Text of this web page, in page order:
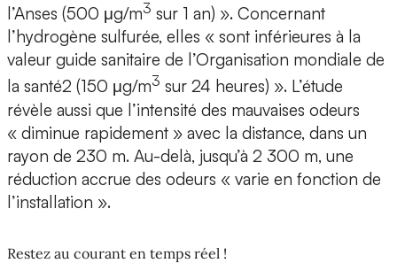
l’Anses (500 μg/m3 sur 1 an) ». Concernant
l’hydrogène sulfurée, elles « sont inférieures à la
valeur guide sanitaire de l’Organisation mondiale de
la santé2 (150 μg/m3 sur 24 heures) ». L’étude
révèle aussi que l’intensité des mauvaises odeurs
« diminue rapidement » avec la distance, dans un
rayon de 230 m. Au-delà, jusqu’à 2 300 m, une
réduction accrue des odeurs « varie en fonction de
l’installation ».
Restez au courant en temps réel !